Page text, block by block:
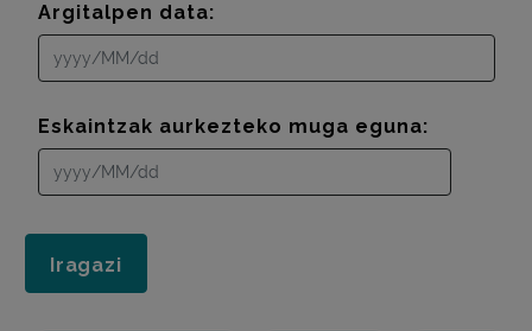
Argitalpen data:
Eskaintzak aurkezteko muga eguna: